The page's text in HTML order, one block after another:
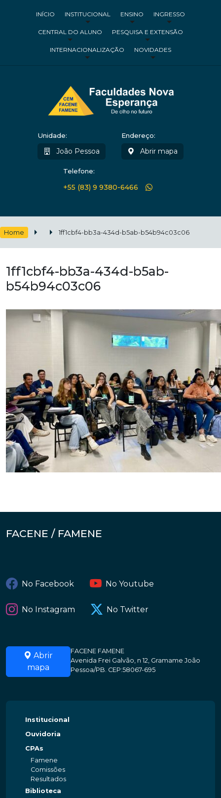
INÍCIO INSTITUCIONAL ENSINO INGRESSO
CENTRAL DO ALUNO PESQUISA E EXTENSÃO
INTERNACIONALIZAÇÃO NOVIDADES
Unidade:
João Pessoa
Endereço:
Abrir mapa
Telefone:
+55 (83) 9 9380-6466
Home 1ff1cbf4-bb3a-434d-b5ab-b54b94c03c06
1ff1cbf4-bb3a-434d-b5ab-
b54b94c03c06
FACENE / FAMENE
No Facebook No Youtube
No Instagram No Twitter
Abrir
mapa
FACENE FAMENE
Avenida Frei Galvão, n 12, Gramame João
Pessoa/PB. CEP:58067-695
Institucional
Ouvidoria
CPAs
Famene
Comissões
Resultados
Biblioteca